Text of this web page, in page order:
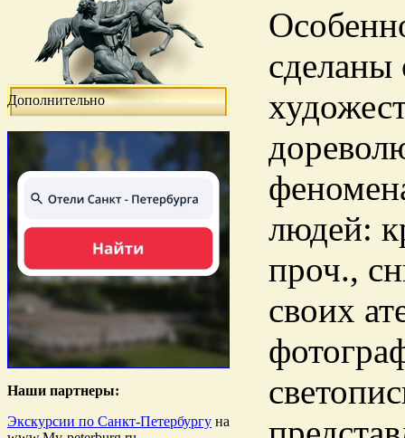
Дополнительно
Наши партнеры:
Экскурсии по Санкт-Петербургу на
людей:
проч.,
своих